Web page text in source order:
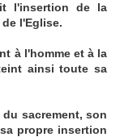
l'insertion de la
l'Eglise.
à l'homme et à la
ainsi toute sa
sacrement, son
propre insertion